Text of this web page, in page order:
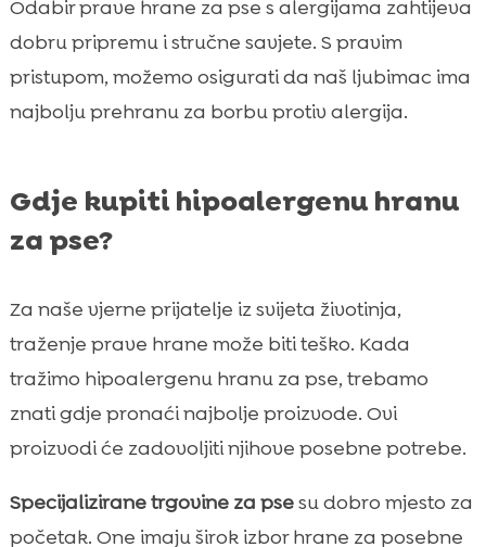
Odabir prave hrane za pse s alergijama zahtijeva
dobru pripremu i stručne savjete. S pravim
pristupom, možemo osigurati da naš ljubimac ima
najbolju prehranu za borbu protiv alergija.
Gdje kupiti hipoalergenu hranu
za pse?
Za naše vjerne prijatelje iz svijeta životinja,
traženje prave hrane može biti teško. Kada
tražimo hipoalergenu hranu za pse, trebamo
znati gdje pronaći najbolje proizvode. Ovi
proizvodi će zadovoljiti njihove posebne potrebe.
Specijalizirane trgovine za psesu dobro mjesto za
početak. One imaju širok izbor hrane za posebne